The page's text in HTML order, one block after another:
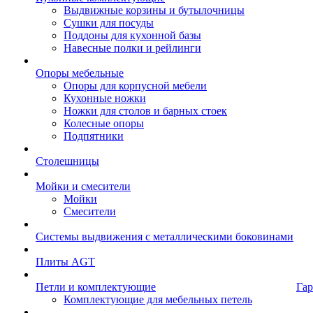
Выдвижные корзины и бутылочницы
Сушки для посуды
Поддоны для кухонной базы
Навесные полки и рейлинги
Опоры мебельные
Опоры для корпусной мебели
Кухонные ножки
Ножки для столов и барных стоек
Колесные опоры
Подпятники
Столешницы
Мойки и смесители
Мойки
Смесители
Системы выдвижения с металлическими боковинами
Плиты AGT
Петли и комплектующие
Комплектующие для мебельных петель